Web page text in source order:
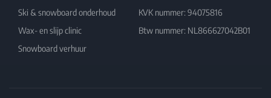
Ski & snowboard onderhoud
Wax- en slijp clinic
Snowboard verhuur
KVK nummer: 94075816
Btw nummer: NL866627042B01